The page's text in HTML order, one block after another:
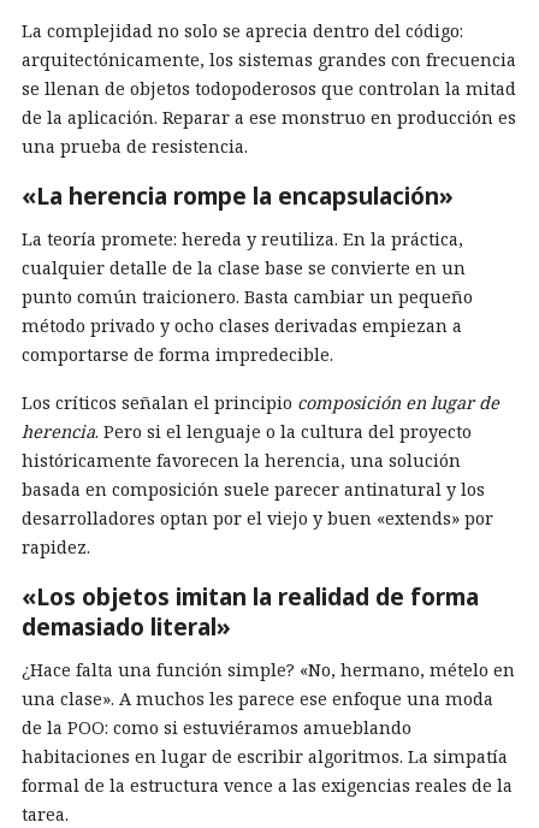
La complejidad no solo se aprecia dentro del código:
arquitectónicamente, los sistemas grandes con frecuencia
se llenan de objetos todopoderosos que controlan la mitad
de la aplicación. Reparar a ese monstruo en producción es
una prueba de resistencia.
«La herencia rompe la encapsulación»
La teoría promete: hereda y reutiliza. En la práctica,
cualquier detalle de la clase base se convierte en un
punto común traicionero. Basta cambiar un pequeño
método privado y ocho clases derivadas empiezan a
comportarse de forma impredecible.
Los críticos señalan el principio composición en lugar de
herencia. Pero si el lenguaje o la cultura del proyecto
históricamente favorecen la herencia, una solución
basada en composición suele parecer antinatural y los
desarrolladores optan por el viejo y buen «extends» por
rapidez.
«Los objetos imitan la realidad de forma
demasiado literal»
¿Hace falta una función simple? «No, hermano, mételo en
una clase». A muchos les parece ese enfoque una moda
de la POO: como si estuviéramos amueblando
habitaciones en lugar de escribir algoritmos. La simpatía
formal de la estructura vence a las exigencias reales de la
tarea.